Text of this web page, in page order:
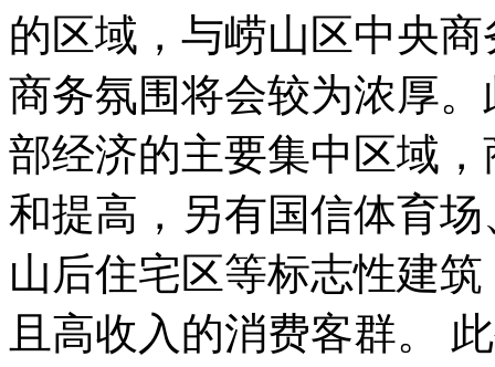
的区域，与崂山区中央
商务氛围将会较为浓厚
部经济的主要集中区域
和提高，另有国信体育
山后住宅区等标志性建
且高收入的消费客群。